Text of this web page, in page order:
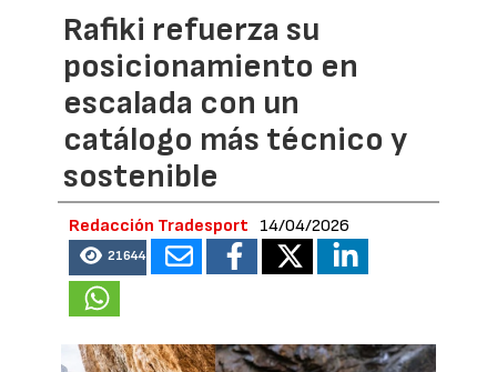
Rafiki refuerza su
posicionamiento en
escalada con un
catálogo más técnico y
sostenible
Redacción Tradesport 14/04/2026
21644